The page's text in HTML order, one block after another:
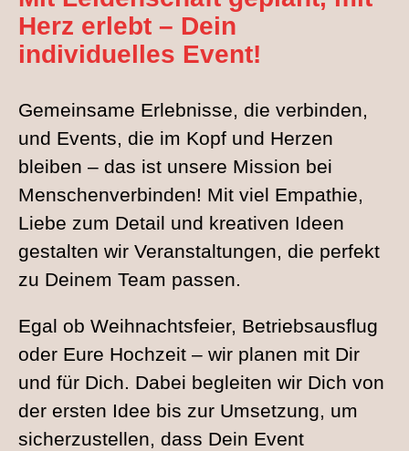
Herz erlebt – Dein
individuelles Event!
Gemeinsame Erlebnisse, die verbinden,
und Events, die im Kopf und Herzen
bleiben – das ist unsere Mission bei
Menschenverbinden! Mit viel Empathie,
Liebe zum Detail und kreativen Ideen
gestalten wir Veranstaltungen, die perfekt
zu Deinem Team passen.
Egal ob Weihnachtsfeier, Betriebsausflug
oder Eure Hochzeit – wir planen mit Dir
und für Dich. Dabei begleiten wir Dich von
der ersten Idee bis zur Umsetzung, um
sicherzustellen, dass Dein Event